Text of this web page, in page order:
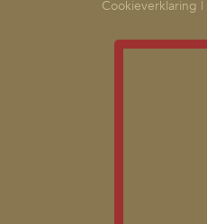
Cookieverklaring |